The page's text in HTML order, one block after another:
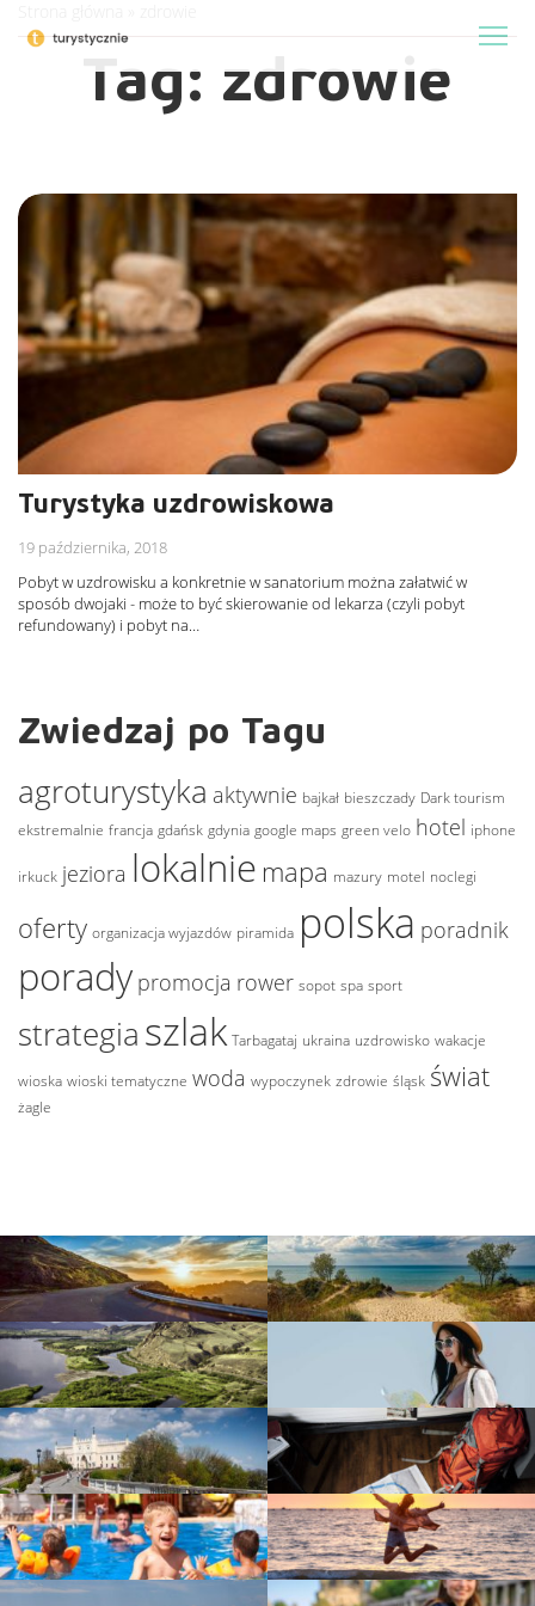
Tag: zdrowie
Turystyka uzdrowiskowa
19 października, 2018
Pobyt w uzdrowisku a konkretnie w sanatorium można załatwić w
sposób dwojaki - może to być skierowanie od lekarza (czyli pobyt
refundowany) i pobyt na…
Zwiedzaj po Tagu
agroturystyka aktywnie bajkał bieszczady Dark tourism
ekstremalnie francja gdańsk gdynia google maps green velo hotel iphone
irkuck jeziora lokalnie mapa mazury motel noclegi
oferty organizacja wyjazdów piramida polska poradnik
porady promocja rower sopot spa sport
strategia szlak Tarbagataj ukraina uzdrowisko wakacje
wioska wioski tematyczne woda wypoczynek zdrowie śląsk świat
żagle